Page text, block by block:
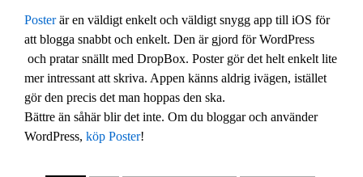
Posterär en väldigt enkelt och väldigt snygg app till iOS för
att blogga snabbt och enkelt. Den är gjord för WordPress
och pratar snällt med DropBox. Poster gör det helt enkelt lite
mer intressant att skriva. Appen känns aldrig ivägen, istället
gör den precis det man hoppas den ska.
Bättre än såhär blir det inte. Om du bloggar och använder
WordPress, köp Poster!